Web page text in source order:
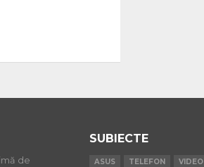
de
SUBIECTE
ASUS TELEFON VIDEO